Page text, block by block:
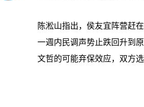
陈淞山指出，侯友宜阵营赶
一週内民调声势止跌回升到
文哲的可能弃保效应，双方